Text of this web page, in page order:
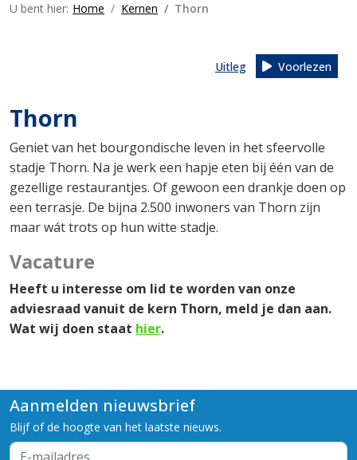
U bent hier: Home Kernen Thorn
Uitleg Voorlezen
Thorn
Geniet van het bourgondische leven in het sfeervolle
stadje Thorn. Na je werk een hapje eten bij één van de
gezellige restaurantjes. Of gewoon een drankje doen op
een terrasje. De bijna 2.500 inwoners van Thorn zijn
maar wát trots op hun witte stadje.
Vacature
Heeft u interesse om lid te worden van onze
adviesraad vanuit de kern Thorn, meld je dan aan.
Wat wij doen staat hier.
Aanmelden nieuwsbrief
Blijf of de hoogte van het laatste nieuws.